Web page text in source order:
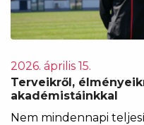
2026. április 15.
Terveikről,
akadémistáinkkal
Nem mindennapi